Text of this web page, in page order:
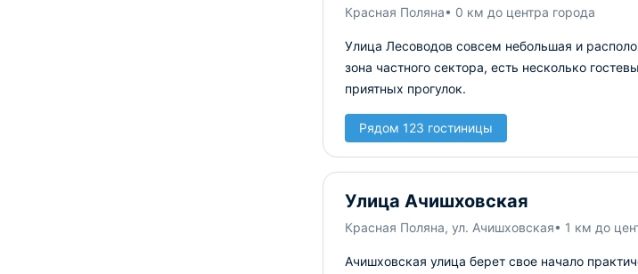
Красная Поляна• 0 км до центра города
Улица Лесоводов совсем небольшая и
зона частного сектора, есть несколько
приятных прогулок.
Рядом 123 гостиницы
Улица Ачишховская
Красная Поляна, ул. Ачишховская• 1 км до
Ачишховская улица берет свое начало